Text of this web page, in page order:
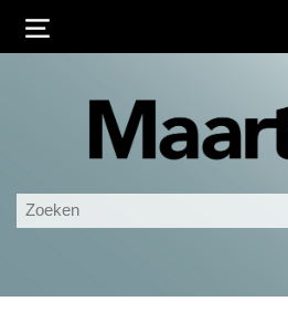
Ingelogd blijven